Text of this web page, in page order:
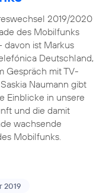
2019/2020
des Mobilfunks
davon ist Markus
Deutschland,
Gespräch mit TV-
Naumann gibt
Einblicke in unsere
und die damit
wachsende
Mobilfunks.
2019